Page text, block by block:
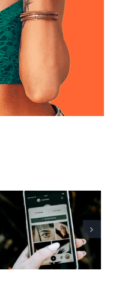
Mejores
prácticas
para usar
filtros de
realidad
aumentada